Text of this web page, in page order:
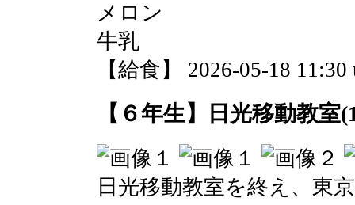
メロン
牛乳
【給食】 2026-05-18 11:30
【６年生】日光移動教室
日光移動教室を終え、東